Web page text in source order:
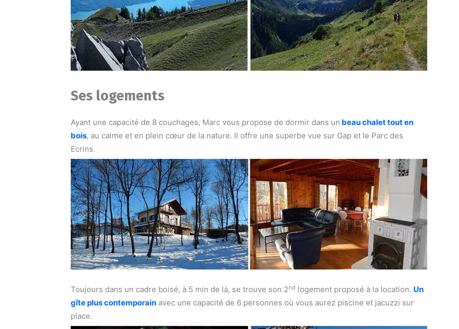
Ses logements
Ayant une capacité de 8 couchages, Marc vous propose de dormir dans un beau chalet tout en
bois, au calme et en plein cœur de la nature. Il offre une superbe vue sur Gap et le Parc des
Ecrins.
Toujours dans un cadre boisé, à 5 min de là, se trouve son 2nd logement proposé à la location. Un
gîte plus contemporain avec une capacité de 6 personnes où vous aurez piscine et jacuzzi sur
place.